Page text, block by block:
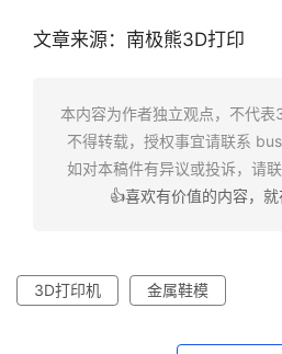
文章来源：南极熊3D打印
本内容为作者独立观点，不代
不得转载，授权事宜请联系
如对本稿件有异议或投诉，请
👍喜欢有价值的内容，就
3D打印机 金属鞋模